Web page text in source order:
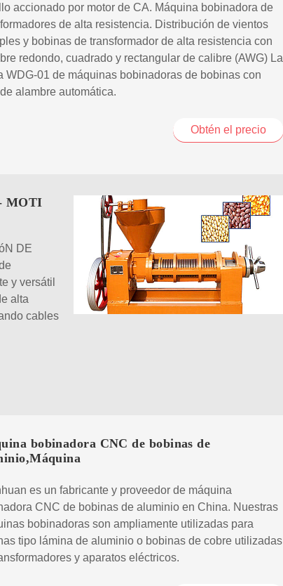
accionado por motor de CA. Máquina bobinadora de
de alta resistencia. Distribución de vientos
y bobinas de transformador de alta resistencia con
redondo, cuadrado y rectangular de calibre (AWG) La
WDG-01 de máquinas bobinadoras de bobinas con
alambre automática.
Obtén el precio
MOTI
DE
y versátil
alta
cables
bobinadora CNC de bobinas de
es un fabricante y proveedor de máquina
CNC de bobinas de aluminio en China. Nuestras
bobinadoras son ampliamente utilizadas para
tipo lámina de aluminio o bobinas de cobre utilizadas
y aparatos eléctricos.